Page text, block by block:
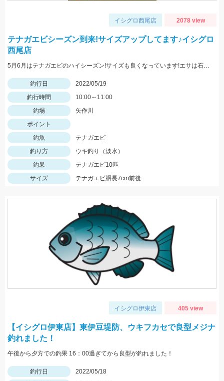
イシグロ西尾店 2078 view
テナガエビシーズン到来!サイズアップしてます♪イシグロ
西尾店
5月6月はテナガエビのハイシーズン!サイズも良くなっています!エサは石ゴカイで、小さく切ると針掛かりアップします!
釣行日
2022/05/19
釣行時間
10:00～11:00
釣場
矢作川
ポイント
釣魚
テナガエビ
釣り方
ウキ釣り（淡水）
釣果
テナガエビ10匹
サイズ
テナガエビ胴長7cm前後
イシグロ伊東店 405 view
【イシグロ伊東店】東伊豆堤防、ウキフカセで良型メジナ
釣れました！
午後から夕方での釣果 16：00過ぎてから良型が釣れました！
釣行日
2022/05/18